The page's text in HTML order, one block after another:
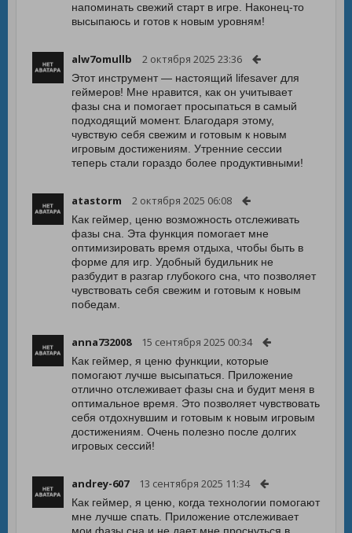
напоминать свежий старт в игре. Наконец-то
высыпаюсь и готов к новым уровням!
alw7omullb 2 октября 2025 23:36
Этот инструмент — настоящий lifesaver для
геймеров! Мне нравится, как он учитывает
фазы сна и помогает просыпаться в самый
подходящий момент. Благодаря этому,
чувствую себя свежим и готовым к новым
игровым достижениям. Утренние сессии
теперь стали гораздо более продуктивными!
atastorm 2 октября 2025 06:08
Как геймер, ценю возможность отслеживать
фазы сна. Эта функция помогает мне
оптимизировать время отдыха, чтобы быть в
форме для игр. Удобный будильник не
разбудит в разгар глубокого сна, что позволяет
чувствовать себя свежим и готовым к новым
победам.
anna732008 15 сентября 2025 00:34
Как геймер, я ценю функции, которые
помогают лучше высыпаться. Приложение
отлично отслеживает фазы сна и будит меня в
оптимальное время. Это позволяет чувствовать
себя отдохнувшим и готовым к новым игровым
достижениям. Очень полезно после долгих
игровых сессий!
andrey-607 13 сентября 2025 11:34
Как геймер, я ценю, когда технологии помогают
мне лучше спать. Приложение отслеживает